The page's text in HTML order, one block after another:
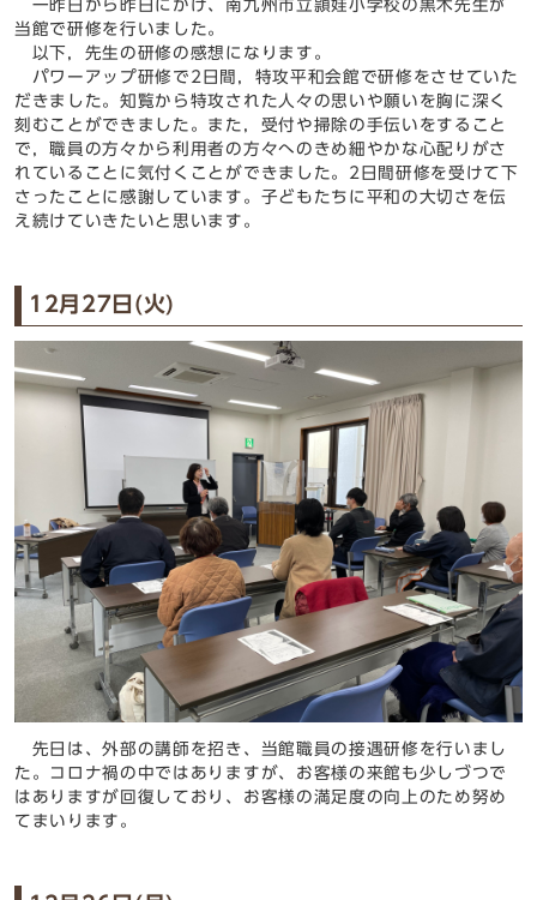
一昨日から昨日にかけ、南九州市立頴娃小学校の黒木先生が
当館で研修を行いました。
以下，先生の研修の感想になります。
パワーアップ研修で 2 日間，特攻平和会館で研修をさせていた
だきました。知覧から特攻された人々の思いや願いを胸に深く
刻むことができました。また，受付や掃除の手伝いをすること
で，職員の方々から利用者の方々へのきめ細やかな心配りがさ
れていることに気付くことができました。 2 日間研修を受けて下
さったことに感謝しています。子どもたちに平和の大切さを伝
え続けていきたいと思います。
12月27日(火)
先日は、外部の講師を招き、当館職員の接遇研修を行いまし
た。コロナ禍の中ではありますが、お客様の来館も少しづつで
はありますが回復しており、お客様の満足度の向上のため努め
てまいります。